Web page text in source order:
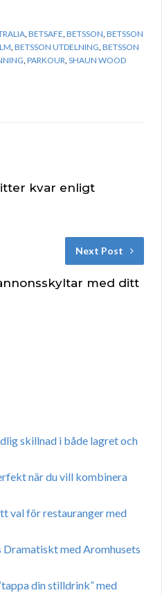
BETSAFE BETSSON BETSSON
BETSSON UTDELNING BETSSON
PARKOUR SHAUN WOOD
kvar enligt
Next Post
med ditt
skillnad i både lagret och
när du vill kombinera
val för restauranger med
Dramatiskt med Aromhusets
din stilldrink” med